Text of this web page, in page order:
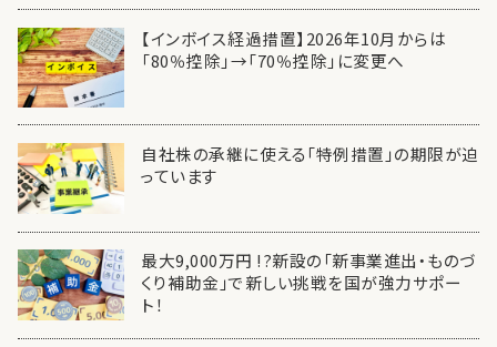
【インボイス経過措置】2026年10月からは
「80％控除」→「70％控除」に変更へ
自社株の承継に使える「特例措置」の期限が迫
っています
最大9,000万円 !?新設の「新事業進出・ものづ
くり補助金」で新しい挑戦を国が強力サポー
ト！